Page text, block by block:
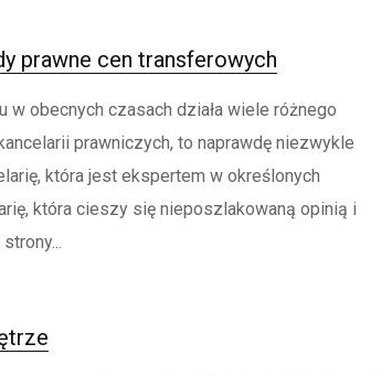
prawne cen transferowych
w obecnych czasach działa wiele różnego
prawniczych, to naprawdę niezwykle
która jest ekspertem w określonych
która cieszy się nieposzlakowaną opinią i